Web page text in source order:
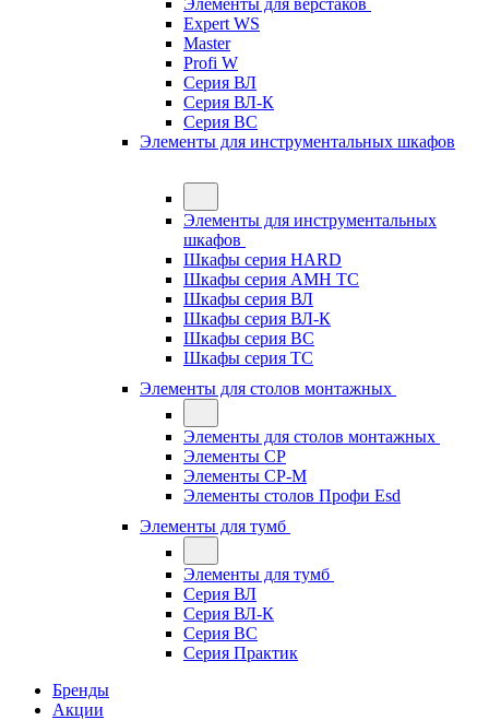
Элементы для верстаков
Expert WS
Master
Profi W
Серия ВЛ
Серия ВЛ-К
Серия ВС
Элементы для инструментальных шкафов
Элементы для инструментальных
шкафов
Шкафы серия HARD
Шкафы серия АМН ТС
Шкафы серия ВЛ
Шкафы серия ВЛ-К
Шкафы серия ВС
Шкафы серия ТС
Элементы для столов монтажных
Элементы для столов монтажных
Элементы СР
Элементы СР-М
Элементы столов Профи Esd
Элементы для тумб
Элементы для тумб
Серия ВЛ
Серия ВЛ-К
Серия ВС
Серия Практик
Бренды
Акции